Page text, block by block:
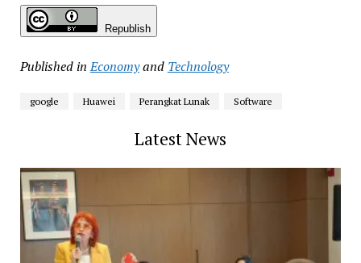
Republish
Published in Economyand Technology
google Huawei Perangkat Lunak Software
Latest News